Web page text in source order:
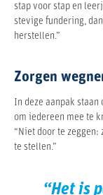
stap voor stap en
stevige fundering,
herstellen.”
Zorgen
In deze aanpak staan
om iedereen mee te
“Niet door te zeggen:
te stellen.”
“Het is